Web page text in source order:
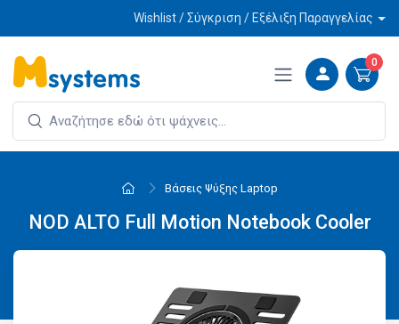
Wishlist / Σύγκριση / Εξέλιξη Παραγγελίας
0
Βάσεις Ψύξης Laptop
NOD ALTO Full Motion Notebook Cooler